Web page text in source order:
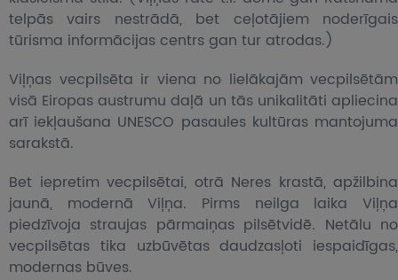
telpās vairs nestrādā, bet ceļotājiem noderīgais
tūrisma informācijas centrs gan tur atrodas.)
Viļņas vecpilsēta ir viena no lielākajām vecpilsētām
visā Eiropas austrumu daļā un tās unikalitāti apliecina
arī iekļaušana UNESCO pasaules kultūras mantojuma
sarakstā.
Bet iepretim vecpilsētai, otrā Neres krastā, apžilbina
jaunā, modernā Viļņa. Pirms neilga laika Viļņa
piedzīvoja straujas pārmaiņas pilsētvidē. Netālu no
vecpilsētas tika uzbūvētas daudzasļoti iespaidīgas,
modernas būves.